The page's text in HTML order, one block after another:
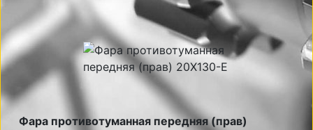
Фара противотуманная передняя (прав)